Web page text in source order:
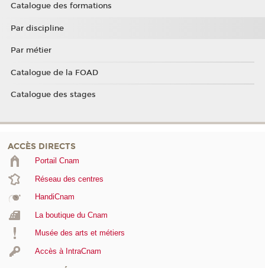
Catalogue des formations
Par discipline
Par métier
Catalogue de la FOAD
Catalogue des stages
ACCÈS DIRECTS
Portail Cnam
Réseau des centres
HandiCnam
La boutique du Cnam
Musée des arts et métiers
Accès à IntraCnam